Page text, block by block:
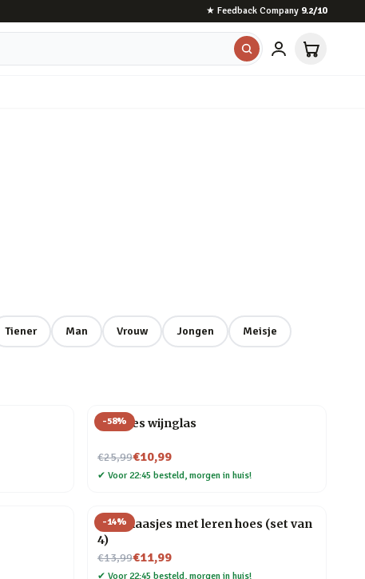
★ Feedback Company 9.2/10
Tiener Man Vrouw Jongen Meisje
-58%
Wijnfles wijnglas
€25,99
Nu voor€10,99
✔ Voor 22:45 besteld, morgen in huis!
-14%
Shotglaasjes met leren hoes (set van
4)
€13,99
Nu voor€11,99
✔ Voor 22:45 besteld, morgen in huis!